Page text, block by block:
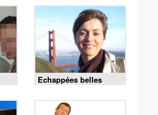
Echappées belles